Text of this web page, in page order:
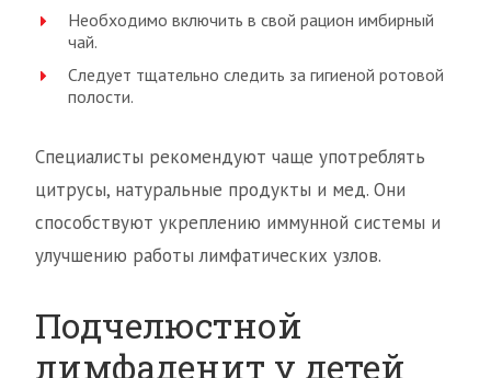
Необходимо включить в свой рацион имбирный
чай.
Следует тщательно следить за гигиеной ротовой
полости.
Специалисты рекомендуют чаще употреблять
цитрусы, натуральные продукты и мед. Они
способствуют укреплению иммунной системы и
улучшению работы лимфатических узлов.
Подчелюстной
лимфаденит у детей